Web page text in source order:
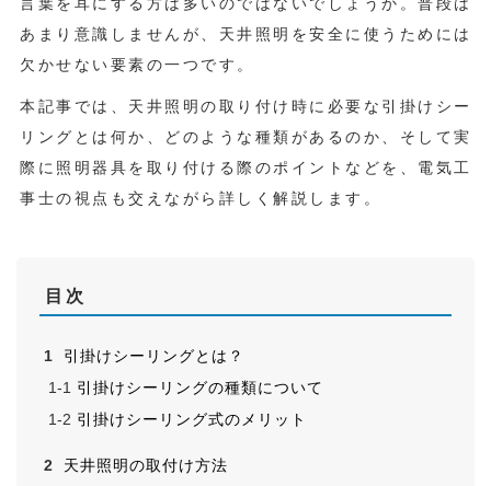
あまり意識しませんが、天井照明を安全に使うためには
欠かせない要素の一つです。
本記事では、天井照明の取り付け時に必要な引掛けシー
リングとは何か、どのような種類があるのか、そして実
際に照明器具を取り付ける際のポイントなどを、電気工
事士の視点も交えながら詳しく解説します。
目次
引掛けシーリングとは？
引掛けシーリングの種類について
引掛けシーリング式のメリット
天井照明の取付け方法